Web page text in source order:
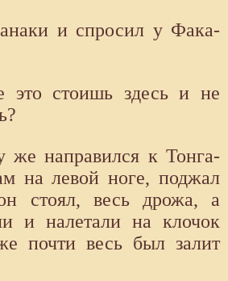
и спросил у Фака-
стоишь здесь и не
же направился к Тонга-
на левой ноге, поджал
стоял, весь дрожа, а
и налетали на клочок
почти весь был залит